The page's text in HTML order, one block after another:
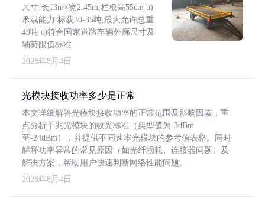
尺寸:长13m×宽2.45m,栏板高55cm b)
承载能力:标载30-35吨,最大允许总重
49吨 c)符合国家道路车辆外廓尺寸及
轴荷限值标准
2026年8月4日
光模块接收功率多少是正常
本文详细解答光模块接收功率的正常范围及影响因素，重
点分析千兆光模块的收光标准（典型值为-3dBm
至-24dBm），并提供不同速率光模块的参考值表格。同时
解释功率异常的常见原因（如光纤损耗、连接器问题）及
解决方案，帮助用户快速判断网络性能问题。
2026年8月4日